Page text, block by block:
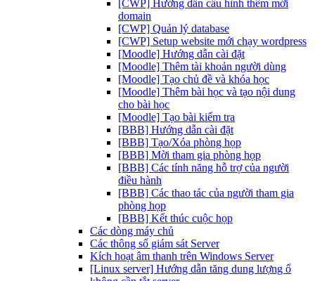
[CWP] Hướng dẫn cấu hình thêm mới
domain
[CWP] Quản lý database
[CWP] Setup website mới chạy wordpress
[Moodle] Hướng dẫn cài đặt
[Moodle] Thêm tài khoản người dùng
[Moodle] Tạo chủ đề và khóa học
[Moodle] Thêm bài học và tạo nội dung
cho bài học
[Moodle] Tạo bài kiểm tra
[BBB] Hướng dẫn cài đặt
[BBB] Tạo/Xóa phòng họp
[BBB] Mời tham gia phòng họp
[BBB] Các tính năng hỗ trợ của người
điều hành
[BBB] Các thao tác của người tham gia
phòng họp
[BBB] Kết thúc cuộc họp
Các dòng máy chủ
Các thông số giám sát Server
Kích hoạt âm thanh trên Windows Server
[Linux server] Hướng dẫn tăng dung lượng ổ